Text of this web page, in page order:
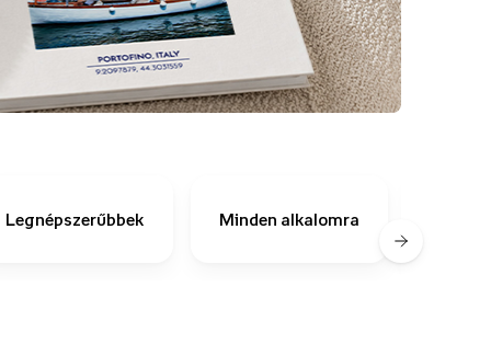
Legnépszerűbbek Minden alkalomra